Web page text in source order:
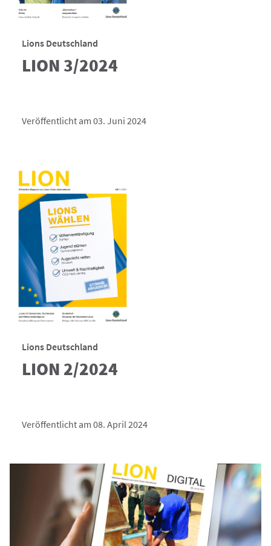
Lions Deutschland
LION 3/2024
Veröffentlicht am 03. Juni 2024
Lions Deutschland
LION 2/2024
Veröffentlicht am 08. April 2024